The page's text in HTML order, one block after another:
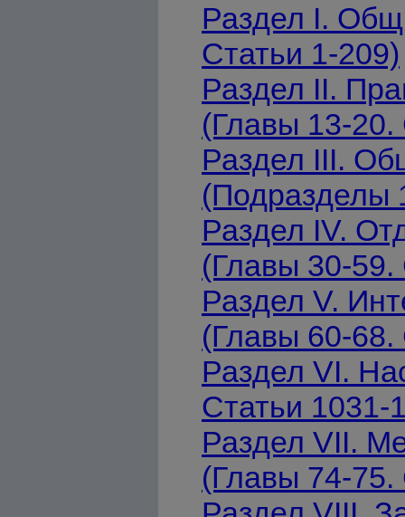
Раздел I.
Статьи 1-209)
Раздел II.
(Главы 13-20.
Раздел III.
(Подразделы
Раздел IV.
(Главы 30-59.
Раздел V.
(Главы 60-68.
Раздел VI.
Статьи 1031-
Раздел VII.
(Главы 74-75.